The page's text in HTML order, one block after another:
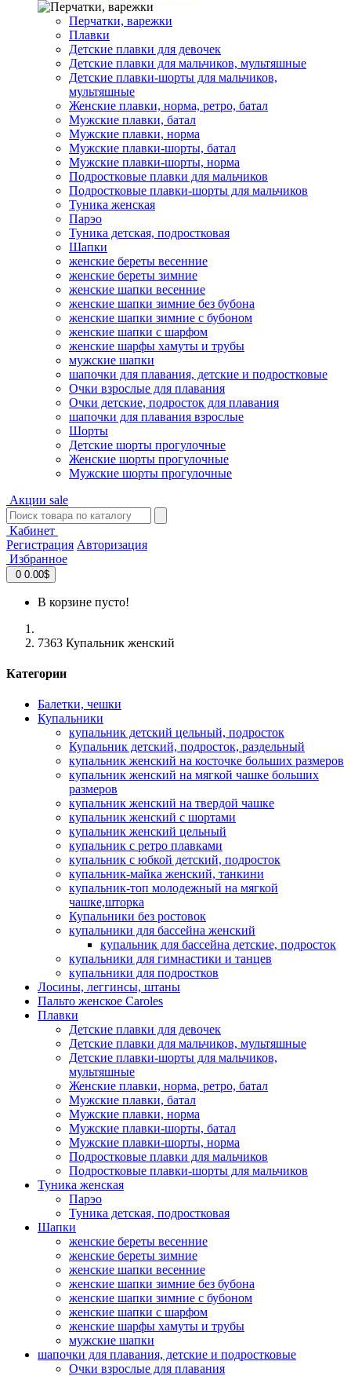
Перчатки, варежки
Плавки
Детские плавки для девочек
Детские плавки для мальчиков, мультяшные
Детские плавки-шорты для мальчиков,
мультяшные
Женские плавки, норма, ретро, батал
Мужские плавки, батал
Мужские плавки, норма
Мужские плавки-шорты, батал
Мужские плавки-шорты, норма
Подростковые плавки для мальчиков
Подростковые плавки-шорты для мальчиков
Туникa женская
Парэо
Туника детская, подростковая
Шапки
женские береты весенние
женские береты зимние
женские шапки весенние
женские шапки зимние без бубона
женские шапки зимние с бубоном
женские шапки с шарфом
женские шарфы хамуты и трубы
мужские шапки
шапочки для плавания, детские и подростковые
Очки взрослые для плавания
Очки детские, подросток для плавания
шапочки для плавания взрослые
Шорты
Детские шорты прогулочные
Женские шорты прогулочные
Мужские шорты прогулочные
Акции sale
Кабинет
Регистрация Авторизация
Избранное
0 0.00$
В корзине пусто!
7363 Купальник женский
Категории
Балетки, чешки
Купальники
купальник детский цельный, подросток
Купальник детский, подросток, раздельный
купальник женский на косточке больших размеров
купальник женский на мягкой чашке больших
размеров
купальник женский на твердой чашке
купальник женский с шортами
купальник женский цельный
купальник с ретро плавками
купальник с юбкой детский, подросток
купальник-майка женский, танкини
купальник-топ молодежный на мягкой
чашке,шторка
Купальники без ростовок
купальники для бассейна женский
купальник для бассейна детские, подросток
купальники для гимнастики и танцев
купальники для подростков
Лосины, леггинсы, штаны
Пальто женское Caroles
Плавки
Детские плавки для девочек
Детские плавки для мальчиков, мультяшные
Детские плавки-шорты для мальчиков,
мультяшные
Женские плавки, норма, ретро, батал
Мужские плавки, батал
Мужские плавки, норма
Мужские плавки-шорты, батал
Мужские плавки-шорты, норма
Подростковые плавки для мальчиков
Подростковые плавки-шорты для мальчиков
Туникa женская
Парэо
Туника детская, подростковая
Шапки
женские береты весенние
женские береты зимние
женские шапки весенние
женские шапки зимние без бубона
женские шапки зимние с бубоном
женские шапки с шарфом
женские шарфы хамуты и трубы
мужские шапки
шапочки для плавания, детские и подростковые
Очки взрослые для плавания